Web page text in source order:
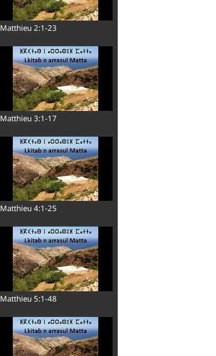
Matthieu 2:1-23
Matthieu 3:1-17
Matthieu 4:1-25
Matthieu 5:1-48